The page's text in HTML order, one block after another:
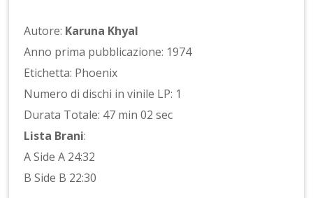
Autore: Karuna Khyal
Anno prima pubblicazione: 1974
Etichetta: Phoenix
Numero di dischi in vinile LP: 1
Durata Totale: 47 min 02 sec
Lista Brani:
A Side A 24:32
B Side B 22:30